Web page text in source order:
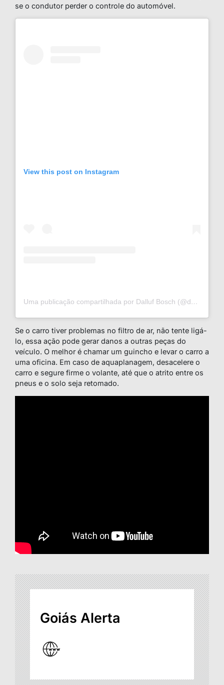
se o condutor perder o controle do automóvel.
View this post on Instagram
Uma publicação compartilhada por Dalluf Bosch (@dallufbosch)
Se o carro tiver problemas no filtro de ar, não tente ligá-
lo, essa ação pode gerar danos a outras peças do
veículo. O melhor é chamar um guincho e levar o carro a
uma oficina. Em caso de aquaplanagem, desacelere o
carro e segure firme o volante, até que o atrito entre os
pneus e o solo seja retomado.
Goiás Alerta